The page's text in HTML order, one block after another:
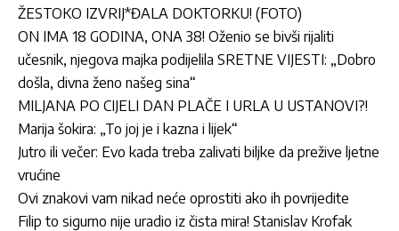
ŽESTOKO IZVRIJ*ĐALA DOKTORKU! (FOTO)
ON IMA 18 GODINA, ONA 38! Oženio se bivši rijaliti
učesnik, njegova majka podijelila SRETNE VIJESTI: „Dobro
došla, divna ženo našeg sina“
MILJANA PO CIJELI DAN PLAČE I URLA U USTANOVI?!
Marija šokira: „To joj je i kazna i lijek“
Jutro ili večer: Evo kada treba zalivati biljke da prežive ljetne
vrućine
Ovi znakovi vam nikad neće oprostiti ako ih povrijedite
Filip to sigurno nije uradio iz čista mira! Stanislav Krofak